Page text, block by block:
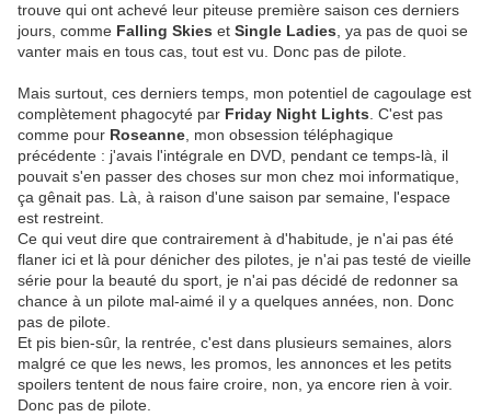
trouve qui ont achevé leur piteuse première saison ces derniers
jours, comme Falling Skies et Single Ladies , ya pas de quoi se
vanter mais en tous cas, tout est vu. Donc pas de pilote.
Mais surtout, ces derniers temps, mon potentiel de cagoulage est
complètement phagocyté par Friday Night Lights . C'est pas
comme pour Roseanne , mon obsession téléphagique
précédente : j'avais l'intégrale en DVD, pendant ce temps-là, il
pouvait s'en passer des choses sur mon chez moi informatique,
ça gênait pas. Là, à raison d'une saison par semaine, l'espace
est restreint.
Ce qui veut dire que contrairement à d'habitude, je n'ai pas été
flaner ici et là pour dénicher des pilotes, je n'ai pas testé de vieille
série pour la beauté du sport, je n'ai pas décidé de redonner sa
chance à un pilote mal-aimé il y a quelques années, non. Donc
pas de pilote.
Et pis bien-sûr, la rentrée, c'est dans plusieurs semaines, alors
malgré ce que les news, les promos, les annonces et les petits
spoilers tentent de nous faire croire, non, ya encore rien à voir.
Donc pas de pilote.